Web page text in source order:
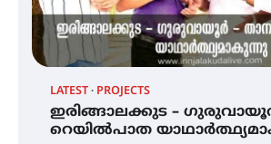
LATEST PROJECTS
ഇരിങ്ങാലക്കുട –
റെയിൽപാത
സ്ഥാപനങ്ങൾക്കും
അവധി
എം.ജി.
ഇംഗ്ളീഷ്
ഡോക്ടറേറ്റ്